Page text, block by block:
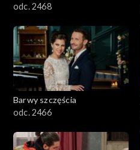
odc. 2468
Barwy szczęścia
odc. 2466